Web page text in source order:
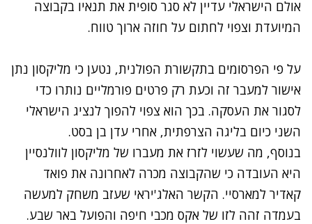
אולם הישראלי עדיין לא סגר סופית את תנאיו בקבוצה
המיועדת וצפוי לחתום על חוזה ארוך טווח.
על פי הפרסומים בתקשורת הפולנית, נטען כי מליקסון נתן
אישור למעבר זה וכעת רק פרטים פורמליים נותרו כדי
לסגור את העסקה. בכך הוא צפוי להפוך לנציג הישראלי
השני כיום בליגה הצרפתית, אחרי עדן בן בסט.
בנוסף, מה שעשוי לזרז את מעברו של מליקסון לוולנסיין
היא העובדה כי שהקבוצה מכרה לאחרונה את פואד
קאדיר למארסיי. הקשר האלג'יראי שעזב משחק למעשה
בעמדה זהה לזו של אקס מכבי חיפה והפועל באר שבע.